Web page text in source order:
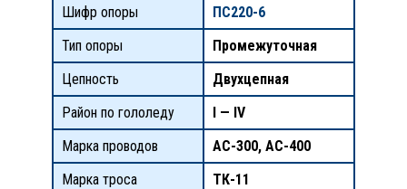
Шифр опоры
ПС220-6
Тип опоры
Промежуточная
Цепность
Двухцепная
Район по гололеду
I — IV
Марка проводов
АС-300, АС-400
Марка троса
ТК-11